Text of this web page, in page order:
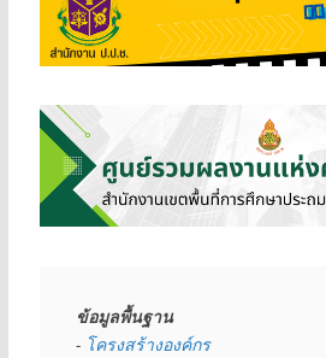
ข้อมูลพื้นฐาน
- โครงสร้างองค์กร